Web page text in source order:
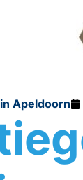
Apeldoorn